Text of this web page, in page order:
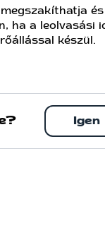
ha a leolvasási
készül.
Igen